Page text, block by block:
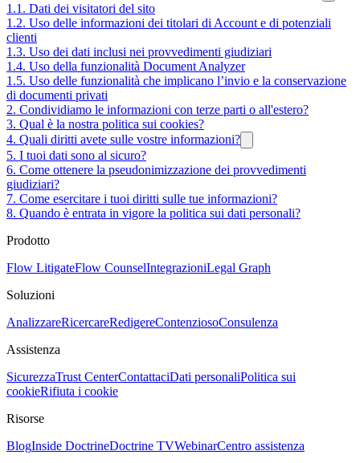
1.1. Dati dei visitatori del sito
1.2. Uso delle informazioni dei titolari di Account e di potenziali
clienti
1.3. Uso dei dati inclusi nei provvedimenti giudiziari
1.4. Uso della funzionalità Document Analyzer
1.5. Uso delle funzionalità che implicano l’invio e la conservazione
di documenti privati
2. Condividiamo le informazioni con terze parti o all'estero?
3. Qual è la nostra politica sui cookies?
4. Quali diritti avete sulle vostre informazioni?
5. I tuoi dati sono al sicuro?
6. Come ottenere la pseudonimizzazione dei provvedimenti
giudiziari?
7. Come esercitare i tuoi diritti sulle tue informazioni?
8. Quando è entrata in vigore la politica sui dati personali?
Prodotto
Flow LitigateFlow CounselIntegrazioniLegal Graph
Soluzioni
AnalizzareRicercareRedigereContenziosoConsulenza
Assistenza
SicurezzaTrust CenterContattaciDati personaliPolitica sui
cookieRifiuta i cookie
Risorse
BlogInside DoctrineDoctrine TVWebinarCentro assistenza